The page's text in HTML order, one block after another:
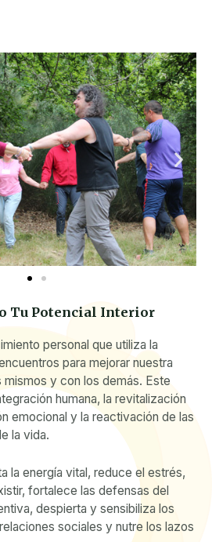
Tu Potencial Interior
personal que utiliza la
para mejorar nuestra
y con los demás. Este
humana, la revitalización
emocional y la reactivación de las
la vida.
la energía vital, reduce el estrés,
fortalece las defensas del
despierta y sensibiliza los
sociales y nutre los lazos